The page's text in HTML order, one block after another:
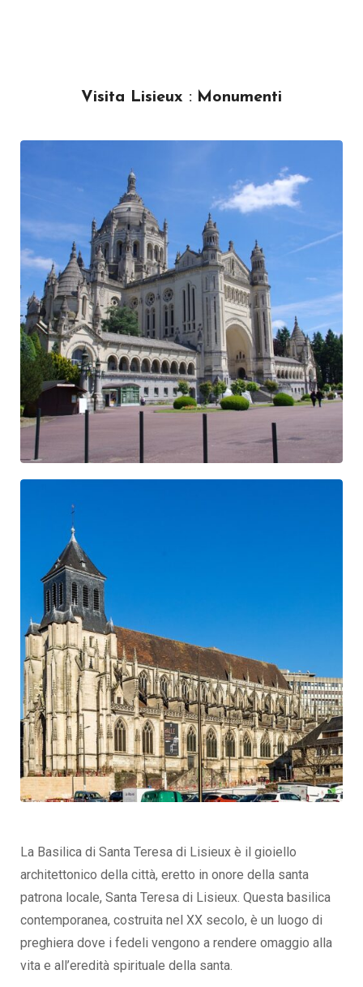
Visita Lisieux : Monumenti
La Basilica di Santa Teresa di Lisieux è il gioiello
architettonico della città, eretto in onore della santa
patrona locale, Santa Teresa di Lisieux. Questa basilica
contemporanea, costruita nel XX secolo, è un luogo di
preghiera dove i fedeli vengono a rendere omaggio alla
vita e all’eredità spirituale della santa.